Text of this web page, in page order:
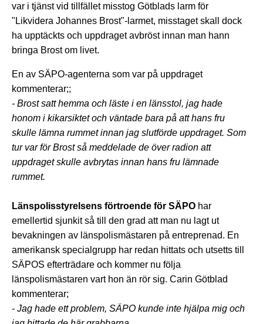
var i tjänst vid tillfället misstog Götblads larm för
"Likvidera Johannes Brost"-larmet, misstaget skall dock
ha upptäckts och uppdraget avbröst innan man hann
bringa Brost om livet.
En av SÄPO-agenterna som var på uppdraget
kommenterar;;
- Brost satt hemma och läste i en länsstol, jag hade
honom i kikarsiktet och väntade bara på att hans fru
skulle lämna rummet innan jag slutförde uppdraget. Som
tur var för Brost så meddelade de över radion att
uppdraget skulle avbrytas innan hans fru lämnade
rummet.
Länspolisstyrelsens förtroende för SÄPO har
emellertid sjunkit så till den grad att man nu lagt ut
bevakningen av länspolismästaren på entreprenad. En
amerikansk specialgrupp har redan hittats och utsetts till
SÄPOS efterträdare och kommer nu följa
länspolismästaren vart hon än rör sig. Carin Götblad
kommenterar;
- Jag hade ett problem, SÄPO kunde inte hjälpa mig och